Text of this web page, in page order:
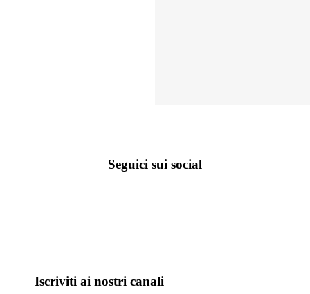
Seguici sui social
Iscriviti ai nostri canali